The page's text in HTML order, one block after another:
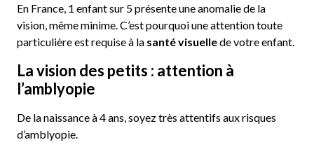
En France, 1 enfant sur 5 présente une anomalie de la
vision, même minime. C’est pourquoi une attention toute
particulière est requise à la santé visuellede votre enfant.
La vision des petits : attention à
l’amblyopie
De la naissance à 4 ans, soyez très attentifs aux risques
d’amblyopie.